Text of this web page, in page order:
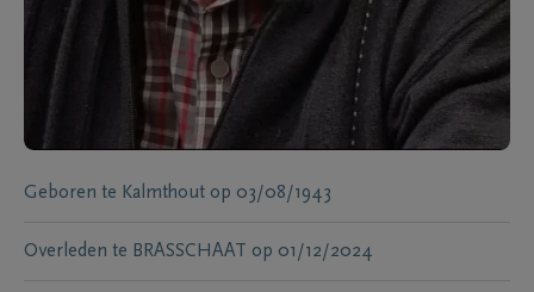
Geboren te Kalmthout op 03/08/1943
Overleden te BRASSCHAAT op 01/12/2024